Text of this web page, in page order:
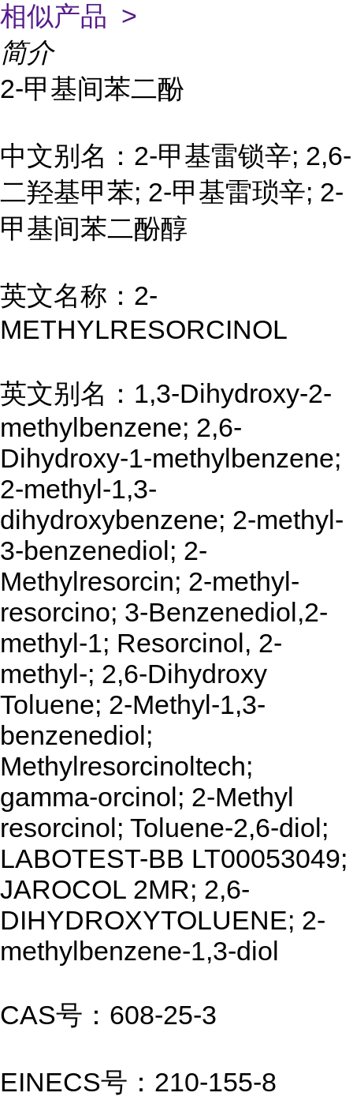
相似产品 >
简介
2-甲基间苯二酚
中文别名：2-甲基雷锁辛; 2,6-
二羟基甲苯; 2-甲基雷琐辛; 2-
甲基间苯二酚醇
英文名称：2-
METHYLRESORCINOL
英文别名：1,3-Dihydroxy-2-
methylbenzene; 2,6-
Dihydroxy-1-methylbenzene;
2-methyl-1,3-
dihydroxybenzene; 2-methyl-
3-benzenediol; 2-
Methylresorcin; 2-methyl-
resorcino; 3-Benzenediol,2-
methyl-1; Resorcinol, 2-
methyl-; 2,6-Dihydroxy
Toluene; 2-Methyl-1,3-
benzenediol;
Methylresorcinoltech;
gamma-orcinol; 2-Methyl
resorcinol; Toluene-2,6-diol;
LABOTEST-BB LT00053049;
JAROCOL 2MR; 2,6-
DIHYDROXYTOLUENE; 2-
methylbenzene-1,3-diol
CAS号：608-25-3
EINECS号：210-155-8